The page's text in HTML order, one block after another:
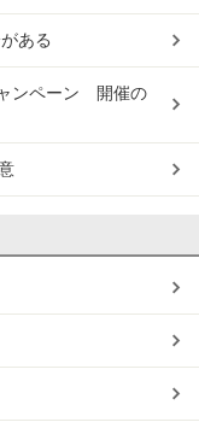
ある
ンペーン 開催の